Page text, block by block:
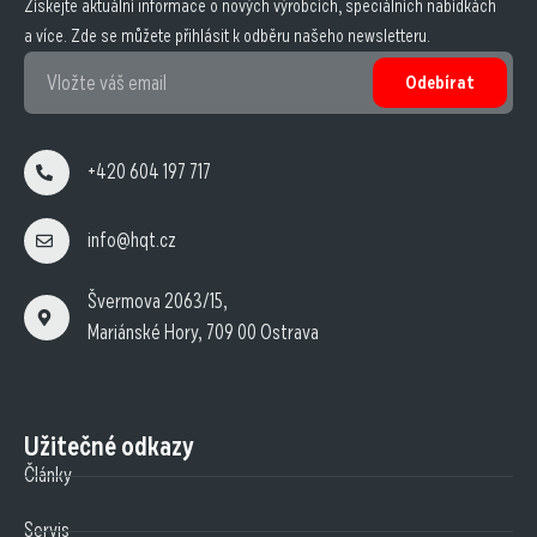
Získejte aktuální informace o nových výrobcích, speciálních nabídkách
a více. Zde se můžete přihlásit k odběru našeho newsletteru.
Odebírat
+420 604 197 717
info@hqt.cz
Švermova 2063/15,
Mariánské Hory, 709 00 Ostrava
Užitečné odkazy
Články
Servis